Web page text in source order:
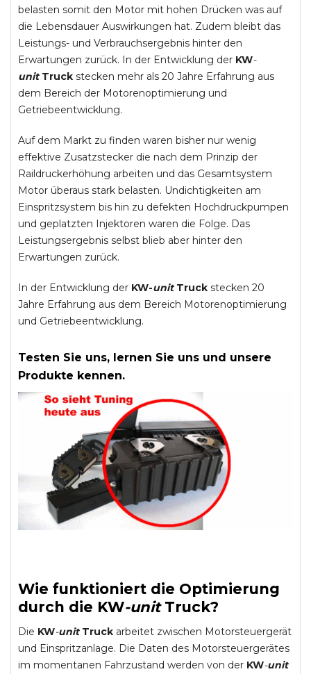
belasten somit den Motor mit hohen Drücken was auf
die Lebensdauer Auswirkungen hat. Zudem bleibt das
Leistungs- und Verbrauchsergebnis hinter den
Erwartungen zurück. In der Entwicklung der KW-
unit Truck stecken mehr als 20 Jahre Erfahrung aus
dem Bereich der Motorenoptimierung und
Getriebeentwicklung.
Auf dem Markt zu finden waren bisher nur wenig
effektive Zusatzstecker die nach dem Prinzip der
Raildruckerhöhung arbeiten und das Gesamtsystem
Motor überaus stark belasten. Undichtigkeiten am
Einspritzsystem bis hin zu defekten Hochdruckpumpen
und geplatzten Injektoren waren die Folge. Das
Leistungsergebnis selbst blieb aber hinter den
Erwartungen zurück.
In der Entwicklung der KW-unitTruck stecken 20
Jahre Erfahrung aus dem Bereich Motorenoptimierung
und Getriebeentwicklung.
Testen Sie uns, lernen Sie uns und unsere
Produkte kennen.
Wie funktioniert die Optimierung
durch die KW-unit Truck?
Die KW-unit Truck arbeitet zwischen Motorsteuergerät
und Einspritzanlage. Die Daten des Motorsteuergerätes
im momentanen Fahrzustand werden von der KW-unit